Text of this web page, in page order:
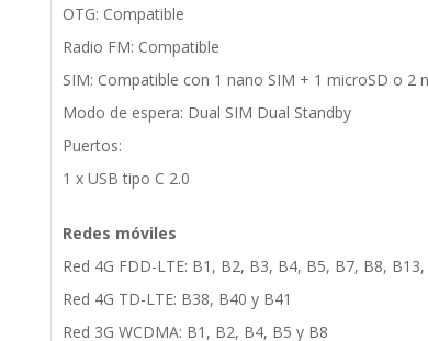
OTG: Compatible
Radio FM: Compatible
SIM: Compatible con 1 nano SIM + 1 microSD o 2
Modo de espera: Dual SIM Dual Standby
Puertos:
1 x USB tipo C 2.0
Redes móviles
Red 4G FDD-LTE: B1, B2, B3, B4, B5, B7, B8,
Red 4G TD-LTE: B38, B40 y B41
Red 3G WCDMA: B1, B2, B4, B5 y B8